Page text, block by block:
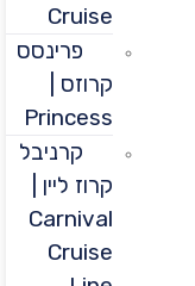
Cruise
פרינסס
קרוזס |
Princess
קרניבל
קרוז ליין |
Carnival
Cruise